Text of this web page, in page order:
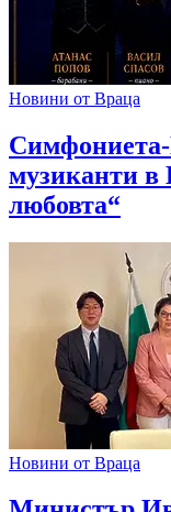
Новини от Враца
Симфониета-
музиканти в
любовта“
Новини от Враца